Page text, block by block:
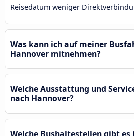
Reisedatum weniger
Was kann ich auf meiner
Hannover mitnehmen?
Welche Ausstattung und
nach Hannover?
Welche Bushaltestellen gibt es